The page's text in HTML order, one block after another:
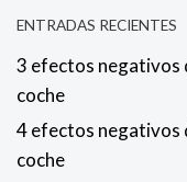
ENTRADAS RECIENTES
3 efectos negativos
coche
4 efectos negativos
coche